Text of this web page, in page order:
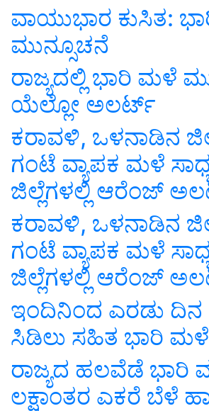
ವಾಯುಭಾರ ಕುಸಿತ:
ಮುನ್ಸೂಚನೆ
ರಾಜ್ಯದಲ್ಲಿ ಭಾರಿ ಮಳೆ
ಯೆಲ್ಲೋ ಅಲರ್ಟ್
ಕರಾವಳಿ, ಒಳನಾಡಿನ
ಗಂಟೆ ವ್ಯಾಪಕ ಮಳೆ
ಜಿಲ್ಲೆಗಳಲ್ಲಿ ಆರೆಂಜ್‌
ಕರಾವಳಿ, ಒಳನಾಡಿನ
ಗಂಟೆ ವ್ಯಾಪಕ ಮಳೆ
ಜಿಲ್ಲೆಗಳಲ್ಲಿ ಆರೆಂಜ್‌
ಇಂದಿನಿಂದ ಎರಡು ದಿನ
ಸಿಡಿಲು ಸಹಿತ ಭಾರಿ ಮಳೆ
ರಾಜ್ಯದ ಹಲವೆಡೆ ಭಾರಿ
ಲಕ್ಷಾಂತರ ಎಕರೆ ಬೆಳೆ